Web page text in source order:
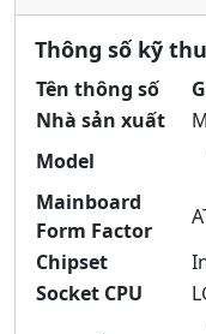
Thông số kỹ
Tên thông số
Nhà sản xuất
Model
Mainboard
Form Factor
Chipset
Socket CPU